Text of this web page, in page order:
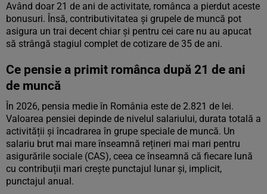
Având doar 21 de ani de activitate, românca a pierdut aceste
bonusuri. Însă, contributivitatea și grupele de muncă pot
asigura un trai decent chiar și pentru cei care nu au apucat
să strângă stagiul complet de cotizare de 35 de ani.
Ce pensie a primit românca după 21 de ani
de muncă
În 2026, pensia medie în România este de 2.821 de lei.
Valoarea pensiei depinde de nivelul salariului, durata totală a
activității și încadrarea în grupe speciale de muncă. Un
salariu brut mai mare înseamnă rețineri mai mari pentru
asigurările sociale (CAS), ceea ce înseamnă că fiecare lună
cu contribuții mari crește punctajul lunar și, implicit,
punctajul anual.